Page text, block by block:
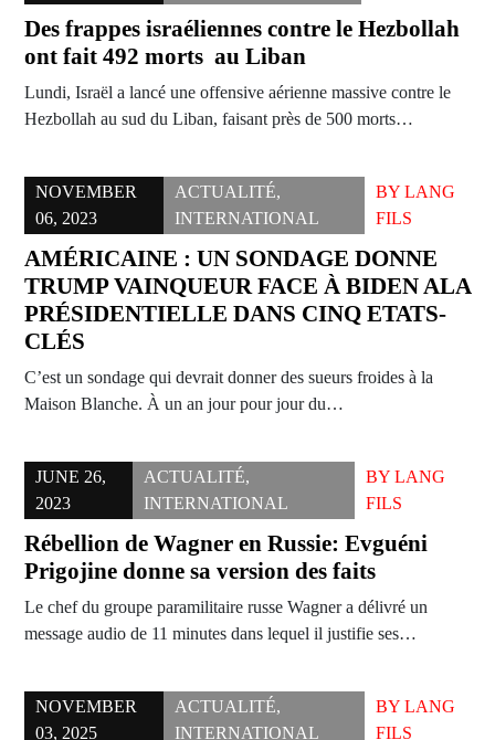
Des frappes israéliennes contre le Hezbollah
ont fait 492 morts au Liban
Lundi, Israël a lancé une offensive aérienne massive contre le
Hezbollah au sud du Liban, faisant près de 500 morts…
NOVEMBER
06, 2023
ACTUALITÉ,
INTERNATIONAL
BY LANG
FILS
AMÉRICAINE : UN SONDAGE DONNE
TRUMP VAINQUEUR FACE À BIDEN ALA
PRÉSIDENTIELLE DANS CINQ ETATS-
CLÉS
C’est un sondage qui devrait donner des sueurs froides à la
Maison Blanche. À un an jour pour jour du…
JUNE 26,
2023
ACTUALITÉ,
INTERNATIONAL
BY LANG
FILS
Rébellion de Wagner en Russie: Evguéni
Prigojine donne sa version des faits
Le chef du groupe paramilitaire russe Wagner a délivré un
message audio de 11 minutes dans lequel il justifie ses…
NOVEMBER
03, 2025
ACTUALITÉ,
INTERNATIONAL
BY LANG
FILS